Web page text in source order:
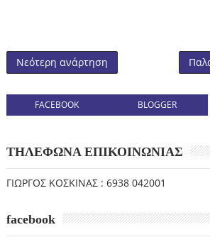
Νεότερη ανάρτηση
FACEBOOK BLOGGER
ΤΗΛΕΦΩΝΑ ΕΠΙΚΟΙΝΩΝΙΑΣ
ΓΙΩΡΓΟΣ ΚΟΣΚΙΝΑΣ : 6938 042001
facebook